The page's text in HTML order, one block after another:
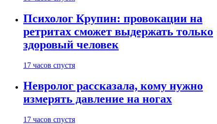
Психолог Крупин: провокации на
ретритах сможет выдержать только
здоровый человек
17 часов спустя
Невролог рассказала, кому нужно
измерять давление на ногах
17 часов спустя